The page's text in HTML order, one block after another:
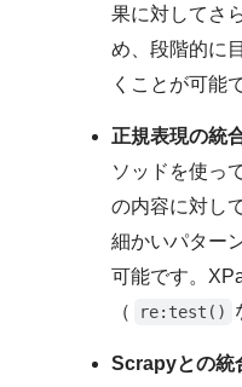
果に対してさ
め、段階的に
くことが可能
正規表現の統
ソッドを使っ
の内容に対し
細かいパター
可能です。
（
re:test()
Scrapyとの統